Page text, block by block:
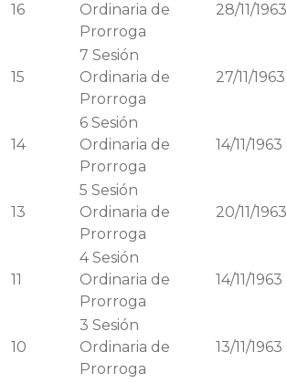
16
Ordinaria de
Prorroga
28/11/1963
15
7 Sesión
Ordinaria de
Prorroga
27/11/1963
14
6Sesión
Ordinaria de
Prorroga
14/11/1963
13
5 Sesión
Ordinaria de
Prorroga
20/11/1963
11
4Sesión
Ordinaria de
Prorroga
14/11/1963
10
3 Sesión
Ordinaria de
Prorroga
13/11/1963